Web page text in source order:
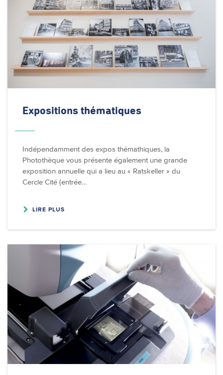
Expositions thématiques
Indépendamment des expos thémathiques, la
Photothèque vous présente également une grande
exposition annuelle qui a lieu au « Ratskeller » du
Cercle Cité (entrée…
LIRE PLUS